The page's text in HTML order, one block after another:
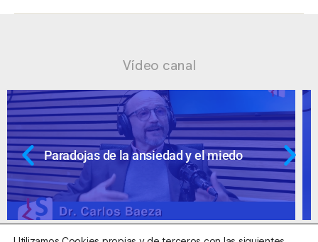
Vídeo canal
Ansiedad: supuestos cuestionables